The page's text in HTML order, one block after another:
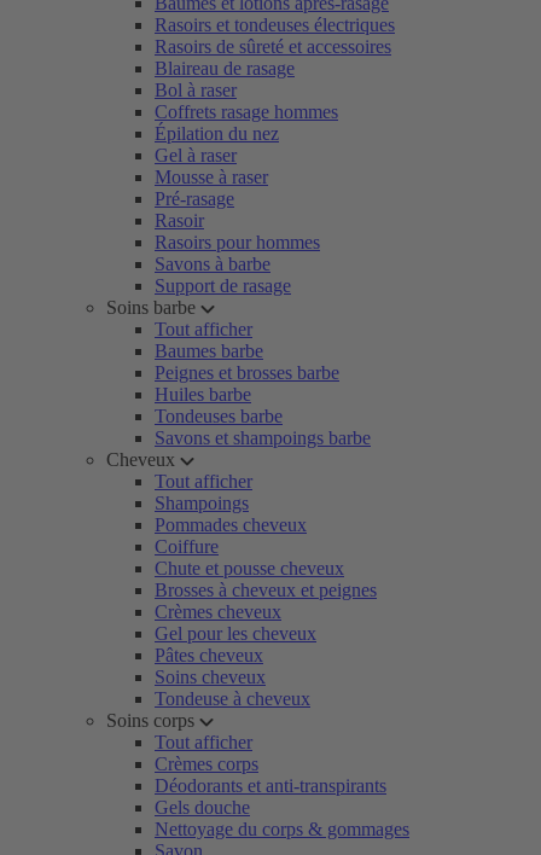
Rasoirs et tondeuses électriques
Rasoirs de sûreté et accessoires
Blaireau de rasage
Bol à raser
Coffrets rasage hommes
Épilation du nez
Gel à raser
Mousse à raser
Pré-rasage
Rasoir
Rasoirs pour hommes
Savons à barbe
Support de rasage
Soins barbe
Tout afficher
Baumes barbe
Peignes et brosses barbe
Huiles barbe
Tondeuses barbe
Savons et shampoings barbe
Cheveux
Tout afficher
Shampoings
Pommades cheveux
Coiffure
Chute et pousse cheveux
Brosses à cheveux et peignes
Crèmes cheveux
Gel pour les cheveux
Pâtes cheveux
Soins cheveux
Tondeuse à cheveux
Soins corps
Tout afficher
Crèmes corps
Déodorants et anti-transpirants
Gels douche
Nettoyage du corps & gommages
Savon